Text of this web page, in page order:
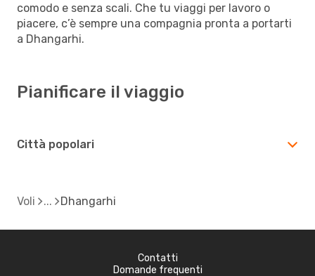
comodo e senza scali. Che tu viaggi per lavoro o
piacere, c’è sempre una compagnia pronta a portarti
a Dhangarhi.
Pianificare il viaggio
Città popolari
Voli Dhangarhi
Contatti
Domande frequenti